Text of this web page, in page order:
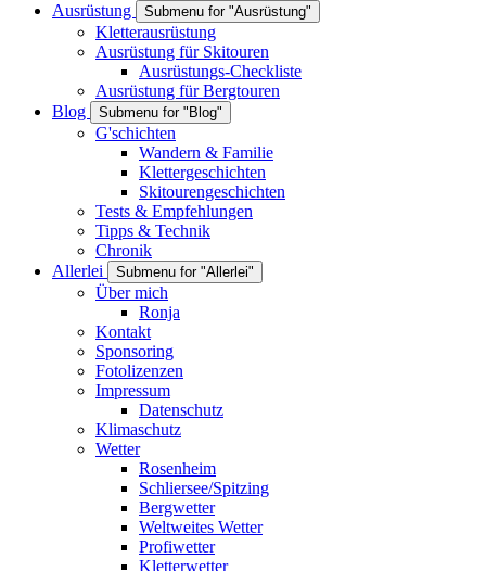
Ausrüstung
Submenu for "Ausrüstung"
Kletterausrüstung
Ausrüstung für Skitouren
Ausrüstungs-Checkliste
Ausrüstung für Bergtouren
Blog
Submenu for "Blog"
G'schichten
Wandern & Familie
Klettergeschichten
Skitourengeschichten
Tests & Empfehlungen
Tipps & Technik
Chronik
Allerlei
Submenu for "Allerlei"
Über mich
Ronja
Kontakt
Sponsoring
Fotolizenzen
Impressum
Datenschutz
Klimaschutz
Wetter
Rosenheim
Schliersee/Spitzing
Bergwetter
Weltweites Wetter
Profiwetter
Kletterwetter